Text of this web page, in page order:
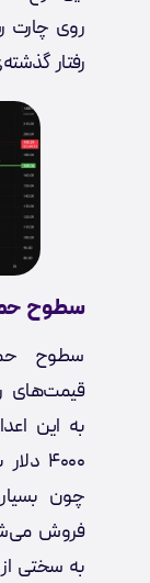
روی چارت
رفتار
سطوح
سطوح
قیمت‌های
به این
۴۰۰۰
چون
فروش
به سختی